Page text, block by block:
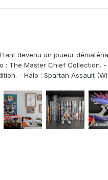
devenu un joueur
The Master Chief Collection.
- Halo : Spartan Assault